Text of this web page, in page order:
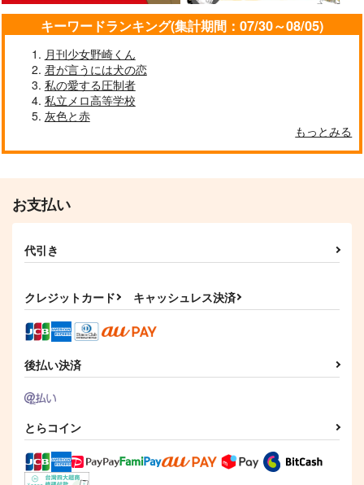
ご都合呪術にかかった
MERDE
乙骨憂太×虎杖悠仁
サンプル
作品詳細
お願いだから来ないで
日和見
夏油傑×乙骨憂太
キーワードランキング(集計期間：07/30～08/05)
月刊少女野崎くん
君が言うには犬の恋
私の愛する圧制者
私立メロ高等学校
灰色と赤
もっとみる
お支払い
代引き
クレジットカード キャッシュレス決済
後払い決済
とらコイン